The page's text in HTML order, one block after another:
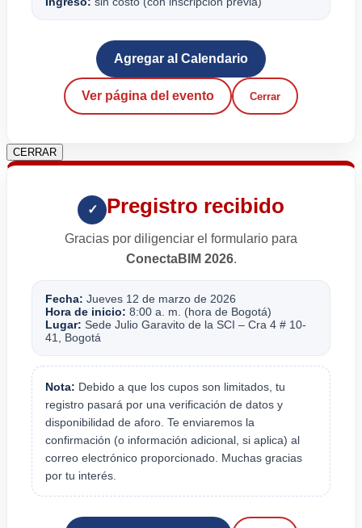
Agregar al Calendario
Ver página del evento Cerrar
CERRAR
✓ Pregistro recibido
Gracias por diligenciar el formulario para
ConectaBIM 2026.
Fecha: Jueves 12 de marzo de 2026
Hora de inicio: 8:00 a. m. (hora de Bogotá)
Lugar: Sede Julio Garavito de la SCI – Cra 4 # 10-
41, Bogotá
Nota: Debido a que los cupos son limitados, tu
registro pasará por una verificación de datos y
disponibilidad de aforo. Te enviaremos la
confirmación (o información adicional, si aplica) al
correo electrónico proporcionado. Muchas gracias
por tu interés.